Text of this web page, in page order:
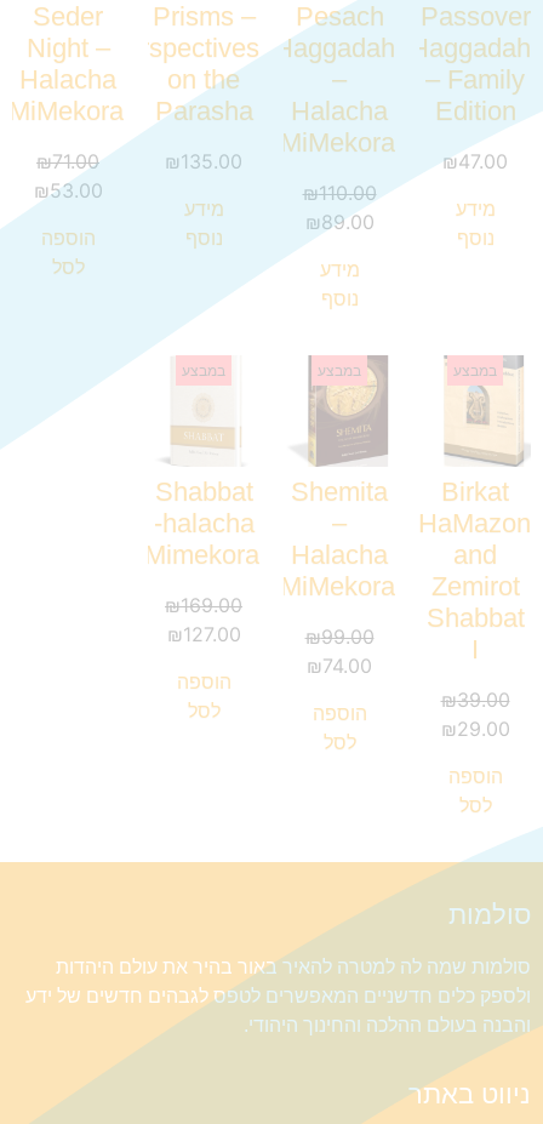
Passover
Haggadah
– Family
Edition
₪47.00
מידע
נוסף
Pesach
Haggadah
–
Halacha
MiMekora
₪110.00
₪89.00
מידע
נוסף
Prisms –
Perspectives
on the
Parasha
₪135.00
מידע
נוסף
Seder
Night –
Halacha
MiMekora
₪71.00
₪53.00
הוספה
לסל
במבצע
Birkat
HaMazon
and
Zemirot
Shabbat
I
₪39.00
₪29.00
הוספה
לסל
במבצע
Shemita
–
Halacha
MiMekora
₪99.00
₪74.00
הוספה
לסל
במבצע
Shabbat
-halacha
Mimekora
₪169.00
₪127.00
הוספה
לסל
סולמות
סולמות שמה לה למטרה להאיר באור בהיר את עולם היהדות
ולספק כלים חדשניים המאפשרים לטפס לגבהים חדשים של ידע
והבנה בעולם ההלכה והחינוך היהודי.
ניווט באתר